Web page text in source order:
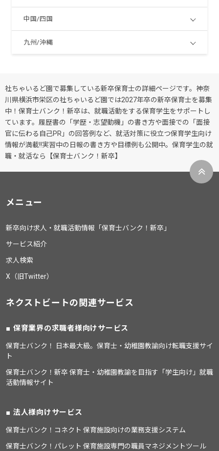
中国/四国
九州/沖縄
社ちゃいるど園で募集している新卒保育士の詳細ページです。神奈
川県横浜市栄区の社ちゃいるど園では2027年卒の新卒保育士を募集
中！保育士バンク！新卒は、就職活動をする保育学生をサポートし
ています。履歴書の「学歴・志望動機」の書き方や面接での「面接
官に伝わる自己PR」の回答例など、就活対策に役立つ保育学生向け
情報が満載!!実習中の日報の書き方や目標例も公開中。保育学生の就
職・就活なら【保育士バンク！新卒】
メニュー
新卒向け求人・就職活動情報「保育士バンク！新卒」
サービス紹介
求人検索
X（旧Twitter）
ネクストビートの関連サービス
保育業界の求職者様向けサービス
保育士バンク！ 日本最大級。保育士・幼稚園教諭向け転職支援サイ
ト
保育士バンク！新卒 保育士・幼稚園教諭を目指す「学生向け」就職
活動情報サイト
法人様向けサービス
保育士バンク！コネクト 保育施設向けの業務支援システム
保育士バンク！パレット 保育施設専門の職員マネジメントツール